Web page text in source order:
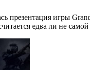
презентация игры
едва ли не